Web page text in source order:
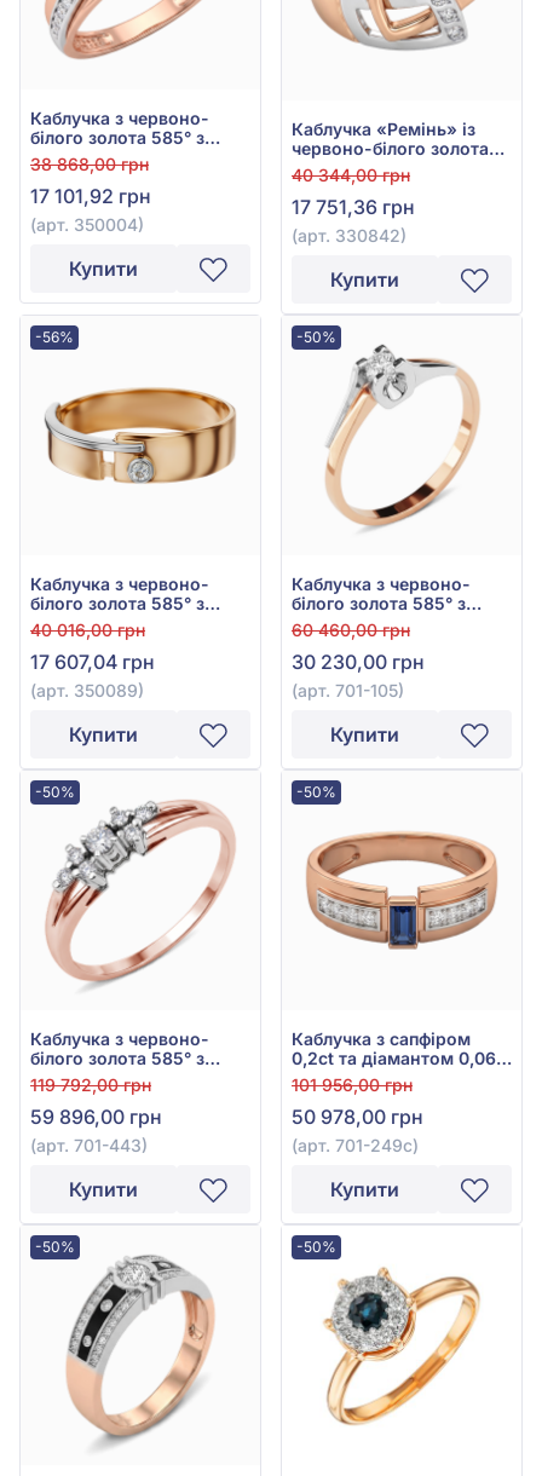
Каблучка з червоно-
білого золота 585° з
фіанітом, арт. 350004
38 868,00 грн
17 101,92 грн
(арт. 350004)
Купити
Каблучка «Ремінь» із
червоно-білого золота
585° з фіанітами/
куб.цирконієм, арт.
330842
40 344,00 грн
17 751,36 грн
(арт. 330842)
Купити
-56%
Каблучка з червоно-
білого золота 585° з
фіанітом, арт. 350089
40 016,00 грн
17 607,04 грн
(арт. 350089)
Купити
-50%
Каблучка з червоно-
білого золота 585° з
діамантом 0,08ct, арт.
701-105
60 460,00 грн
30 230,00 грн
(арт. 701-105)
Купити
-50%
Каблучка з червоно-
білого золота 585° з
діамантом 0,22ct, арт.
701-443
119 792,00 грн
59 896,00 грн
(арт. 701-443)
Купити
-50%
Каблучка з сапфіром
0,2ct та діамантом 0,06ct
із червоно-білого золота
585°, арт. 701-249с
101 956,00 грн
50 978,00 грн
(арт. 701-249с)
Купити
-50% -50%